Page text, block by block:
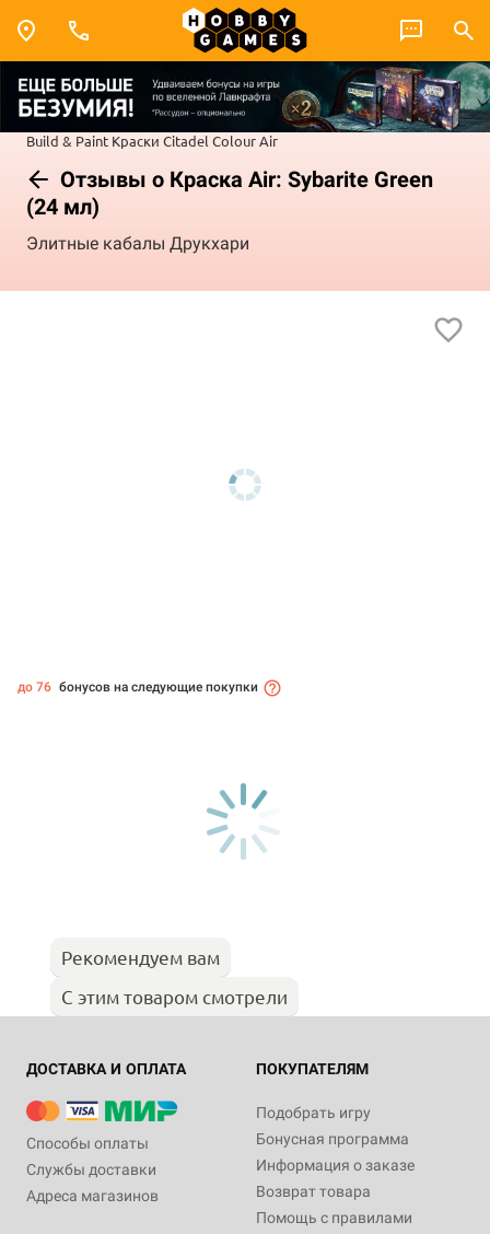
Build & Paint Краски Citadel ColourAir
Отзывы о Краска Air: Sybarite Green
(24 мл)
Элитные кабалы Друкхари
до 76 бонусов на следующие покупки
Рекомендуем вам
С этим товаром смотрели
ДОСТАВКА И ОПЛАТА
Способы оплаты
Службы доставки
Адреса магазинов
ПОКУПАТЕЛЯМ
Подобрать игру
Бонусная программа
Информация о заказе
Возврат товара
Помощь с правилами